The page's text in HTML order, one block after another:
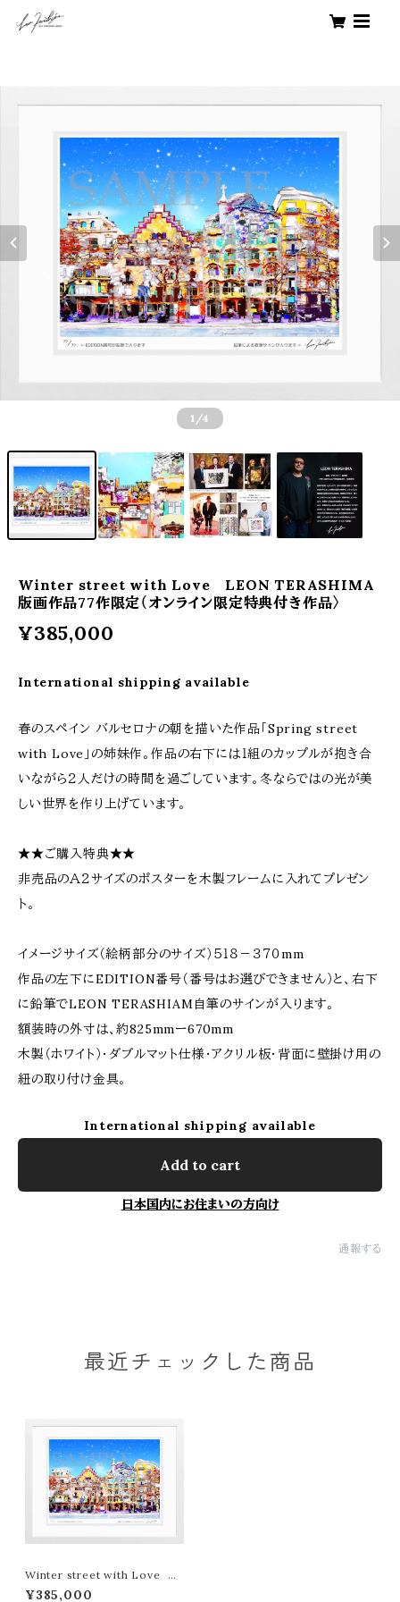
1 /4
Winter street with Love LEON TERASHIMA
版画作品77作限定（オンライン限定特典付き作品〉
¥385,000
International shipping available
春のスペイン バルセロナの朝を描いた作品「Spring street
with Love」の姉妹作。作品の右下には１組のカップルが抱き合
いながら２人だけの時間を過ごしています。冬ならではの光が美
しい世界を作り上げています。
★★ご購入特典★★
非売品のＡ２サイズのポスターを木製フレームに入れてプレゼン
ト。
イメージサイズ（絵柄部分のサイズ）５１８－３７０mm
作品の左下にEDITION番号（番号はお選びできません）と、右下
に鉛筆でLEON TERASHIAM自筆のサインが入ります。
額装時の外寸は、約825mmー670mm
木製（ホワイト）・ダブルマット仕様・アクリル板・背面に壁掛け用の
紐の取り付け金具。
International shipping available
Add to cart
日本国内にお住まいの方向け
通報する
最近チェックした商品
Winter street with Love L
EON TERASHIMA版画作品7
¥385,000